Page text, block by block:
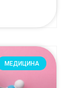
МЕДИЦИНА